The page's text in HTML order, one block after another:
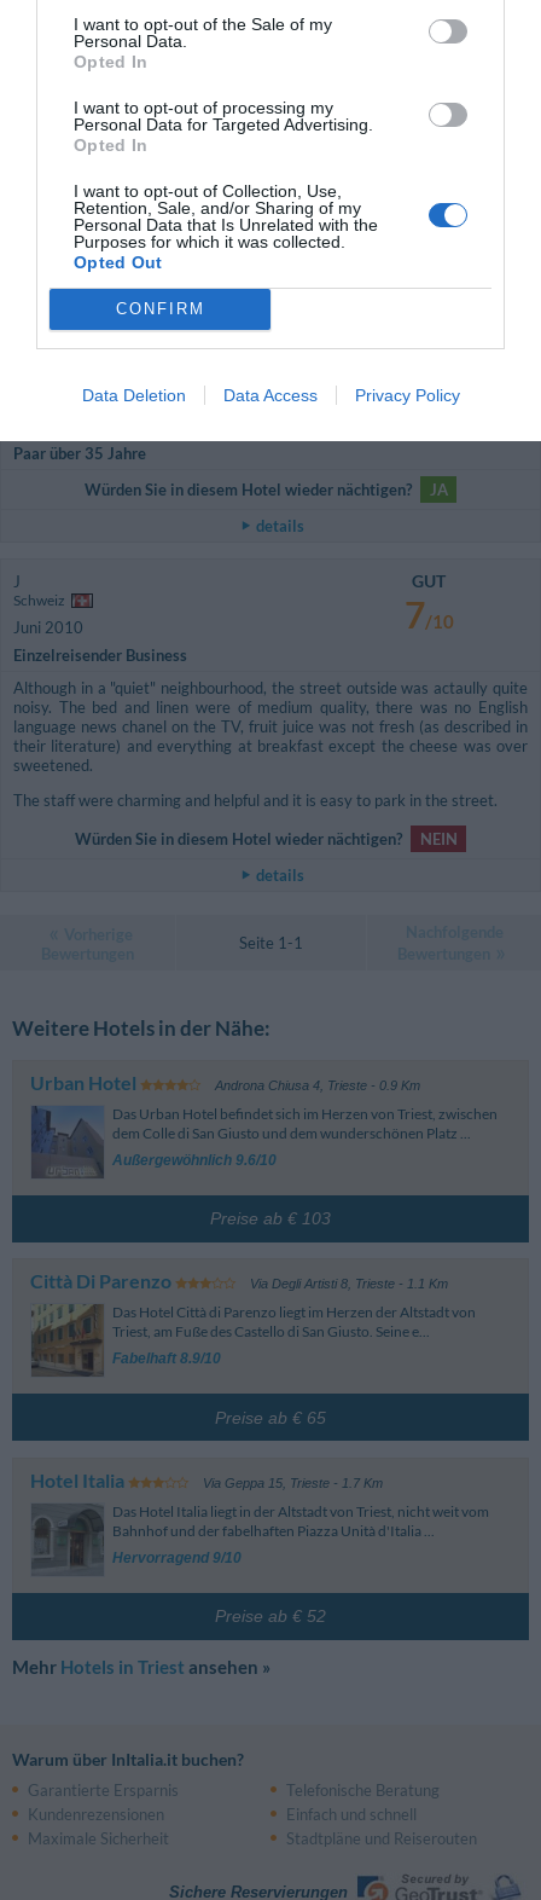
I want to opt-out of the Sale of my
Personal Data.
Opted In
I want to opt-out of processing my
Personal Data for Targeted Advertising.
Opted In
I want to opt-out of Collection, Use,
Retention, Sale, and/or Sharing of my
Personal Data that Is Unrelated with the
Purposes for which it was collected.
Opted Out
CONFIRM
Data Deletion Data Access Privacy Policy
Paar unter 35 Jahren
Würden Sie in diesem Hotel wieder nächtigen?
September 2011
Paar über 35 Jahre
Das Frühstücksbuffet war Weltklasse!
Würden Sie in diesem Hotel wieder nächtigen?
JA
details
Paar über 35 Jahre
9.4
Würden Sie in diesem Hotel wieder nächtigen?
JA
details
J
Schweiz
Juni 2010
Einzelreisender Business
GUT
7/10
Although in a "quiet" neighbourhood, the street outside was actaully quite
noisy. The bed and linen were of medium quality, there was no English
language news chanel on the TV, fruit juice was not fresh (as described in
their literature) and everything at breakfast except the cheese was over
sweetened.
The staff were charming and helpful and it is easy to park in the street.
Würden Sie in diesem Hotel wieder nächtigen?
NEIN
details
Seite 1-1
Weitere Hotels in der Nähe:
Urban Hotel Androna Chiusa 4, Trieste- 0.9 Km
Das Urban Hotel befindet sich im Herzen von Triest, zwischen
dem Colle di San Giusto und dem wunderschönen Platz ...
Außergewöhnlich 9.6/10
Preise ab € 103
Città Di Parenzo Via Degli Artisti 8, Trieste- 1.1 Km
Das Hotel Città di Parenzo liegt im Herzen der Altstadt von
Triest, am Fuße des Castello di San Giusto. Seine e...
Fabelhaft 8.9/10
Preise ab € 65
Hotel Italia Via Geppa 15, Trieste- 1.7 Km
Das Hotel Italia liegt in der Altstadt von Triest, nicht weit vom
Bahnhof und der fabelhaften Piazza Unità d'Italia ...
Hervorragend 9/10
Preise ab € 52
Mehr Hotels in Triest ansehen »
Warum über InItalia.it buchen?
Garantierte Ersparnis
Telefonische Beratung
Kundenrezensionen
Einfach und schnell
Maximale Sicherheit
Stadtpläne und Reiserouten
Sichere Reservierungen